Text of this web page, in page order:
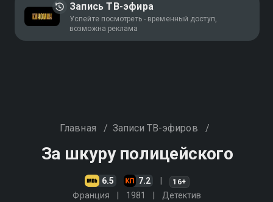
Запись ТВ-эфира
Успейте посмотреть - временный доступ,
возможна реклама
Главная / Записи ТВ-эфиров /
За шкуру полицейского
6.5 7.2 16+
Франция 1981 Детектив